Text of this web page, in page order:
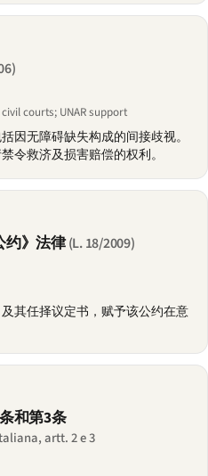
courts; UNAR support
因无障碍缺失构成的间接歧视。
令救济及损害赔偿的权利。
约》法律(L. 18/2009)
其任择议定书，赋予该公约在意
和第3条
artt. 2 e 3